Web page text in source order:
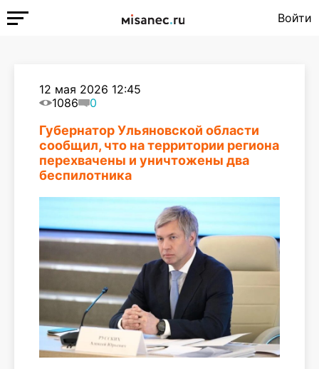
Войти
12 мая 2026 12:45
1086
0
Губернатор Ульяновской области
сообщил, что на территории региона
перехвачены и уничтожены два
беспилотника